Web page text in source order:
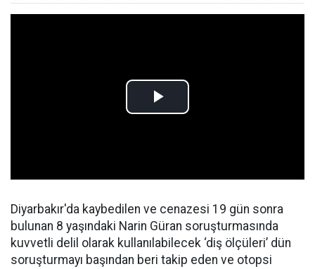
Diyarbakır'da kaybedilen ve cenazesi 19 gün sonra
bulunan 8 yaşındaki Narin Güran soruşturmasında
kuvvetli delil olarak kullanılabilecek ‘diş ölçüleri’ dün
soruşturmayı başından beri takip eden ve otopsi